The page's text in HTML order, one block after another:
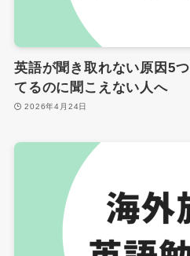
英語が聞き取れない原因5
てるのに聞こえない人へ
2026年4月24日